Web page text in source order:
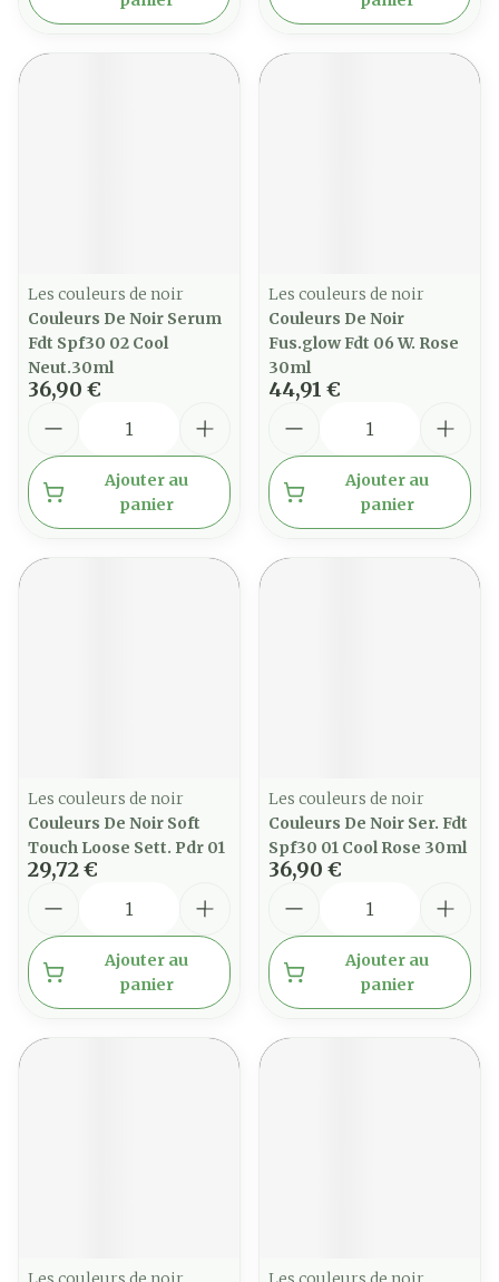
Les couleurs de noir
Couleurs De Noir Serum
Fdt Spf30 02 Cool
Neut.30ml
36,90 €
Ajouter au
panier
Les couleurs de noir
Couleurs De Noir
Fus.glow Fdt 06 W. Rose
30ml
44,91 €
Ajouter au
panier
Les couleurs de noir
Couleurs De Noir Soft
Touch Loose Sett. Pdr 01
29,72 €
Ajouter au
panier
Les couleurs de noir
Couleurs De Noir Ser. Fdt
Spf30 01 Cool Rose 30ml
36,90 €
Ajouter au
panier